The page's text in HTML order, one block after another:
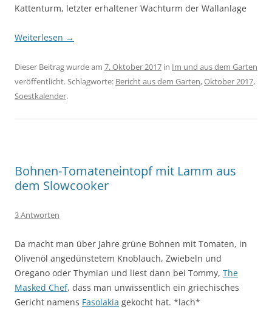
Kattenturm, letzter erhaltener Wachturm der Wallanlage
Weiterlesen →
Dieser Beitrag wurde am 7. Oktober 2017 in Im und aus dem Garten
veröffentlicht. Schlagworte: Bericht aus dem Garten,Oktober 2017,
Soestkalender.
Bohnen-Tomateneintopf mit Lamm aus
dem Slowcooker
3 Antworten
Da macht man über Jahre grüne Bohnen mit Tomaten, in
Olivenöl angedünstetem Knoblauch, Zwiebeln und
Oregano oder Thymian und liest dann bei Tommy, The
Masked Chef, dass man unwissentlich ein griechisches
Gericht namens Fasolakia gekocht hat. *lach*